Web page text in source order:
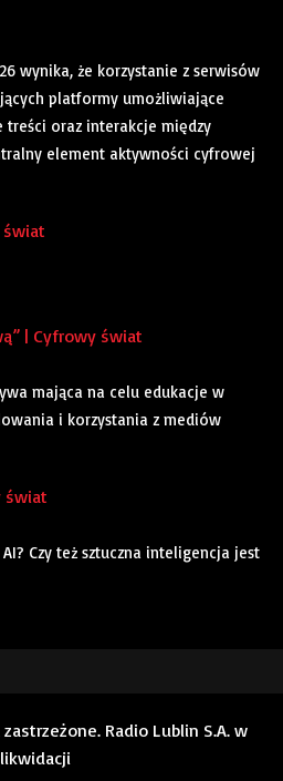
wynika, że korzystanie z serwisów
platformy umożliwiające
oraz interakcje między
element aktywności cyfrowej
świat
| Cyfrowy świat
mająca na celu edukacje w
i korzystania z mediów
świat
Czy też sztuczna inteligencja jest
Radio Lublin S.A. w
likwidacji